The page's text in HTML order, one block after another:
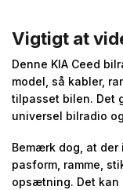
Vigtigt at
Denne KIA Ceed
model, så kabler,
tilpasset bilen. Det
universel bilradio
Bemærk dog, at
pasform, ramme,
opsætning. Det